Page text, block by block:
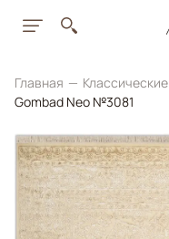
Главная Классические
Gombad Neo №3081